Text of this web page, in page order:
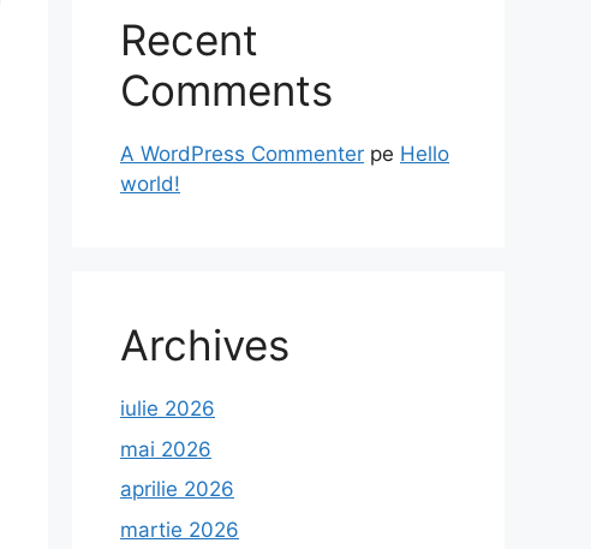
Recent
Comments
A WordPress Commenter pe Hello
world!
Archives
iulie 2026
mai 2026
aprilie 2026
martie 2026